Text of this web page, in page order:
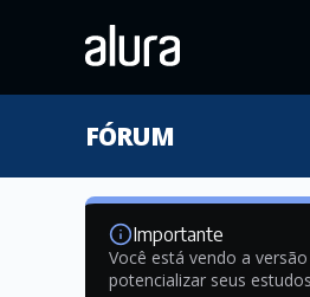
FÓRUM
Importante
Você está vendo a
potencializar seus